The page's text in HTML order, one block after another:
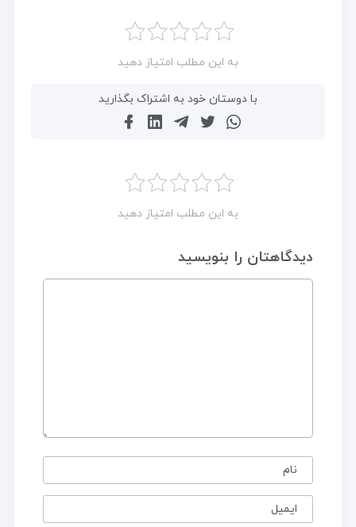
به این مطلب امتیاز دهید
با دوستان خود به اشتراک بگذارید
به این مطلب امتیاز دهید
دیدگاهتان را بنویسید
نام
ایمیل